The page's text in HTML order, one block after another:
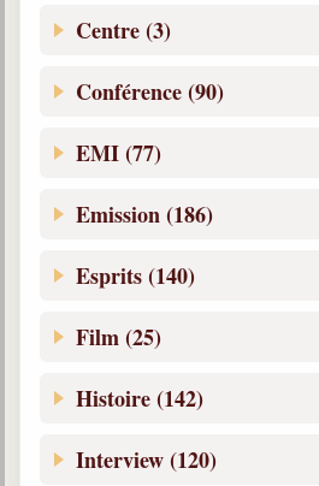
Filmothèque
Liens spirites
France
Belgique, Lux. et Canada
Fédérations spirites
Centre (3)
Conférence (90)
EMI (77)
Emission (186)
Esprits (140)
Film (25)
Histoire (142)
Interview (120)